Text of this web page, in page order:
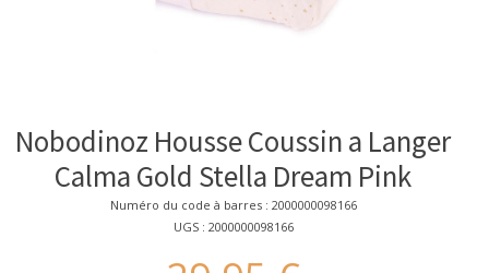
Nobodinoz Housse Coussin a Langer
Calma Gold Stella Dream Pink
Numéro du code à barres : 2000000098166
UGS : 2000000098166